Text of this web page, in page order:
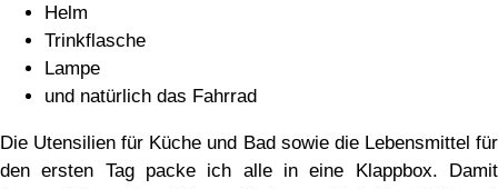
Helm
Trinkflasche
Lampe
und natürlich das Fahrrad
Die Utensilien für Küche und Bad sowie die Lebensmittel für
den ersten Tag packe ich alle in eine Klappbox. Damit